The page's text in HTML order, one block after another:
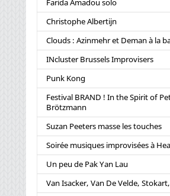
Farida Amadou solo
Christophe Albertijn
Clouds : Azinmehr et Deman à la
INcluster Brussels Improvisers
Punk Kong
Festival BRAND ! In the Spirit of
Brötzmann
Suzan Peeters masse les touches
Soirée musiques improvisées à
Un peu de Pak Yan Lau
Van Isacker, Van De Velde,